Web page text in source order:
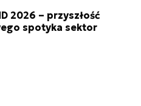
2026 – przyszłość
spotyka sektor